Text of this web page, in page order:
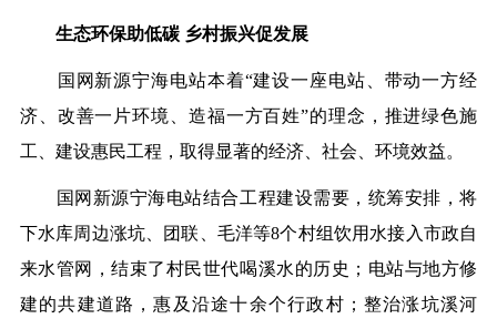
生态环保助低碳 乡村振兴促发展
国网新源宁海电站本着“建设一座电站、带动一方经
济、改善一片环境、造福一方百姓”的理念， 推进绿色施
工、建设惠民工程，取得显著的经济、社会、环境效益。
国网新源宁海电站结合工程建设需要，统筹安排，将
下水库周边涨坑、团联、毛洋等8个村组饮用水接入市政自
来水管网，结束了村民世代喝溪水的历史；电站与地方修
建的共建道路，惠及沿途十余个行政村；整治涨坑溪河